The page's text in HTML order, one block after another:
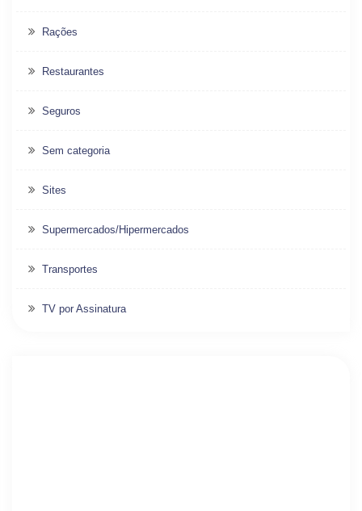
Rações
Restaurantes
Seguros
Sem categoria
Sites
Supermercados/Hipermercados
Transportes
TV por Assinatura